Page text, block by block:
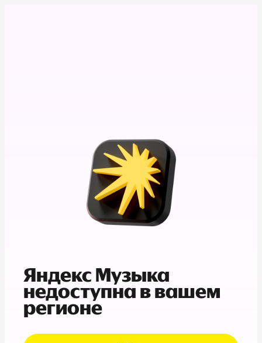
Яндекс Музыка
недоступна в вашем
регионе